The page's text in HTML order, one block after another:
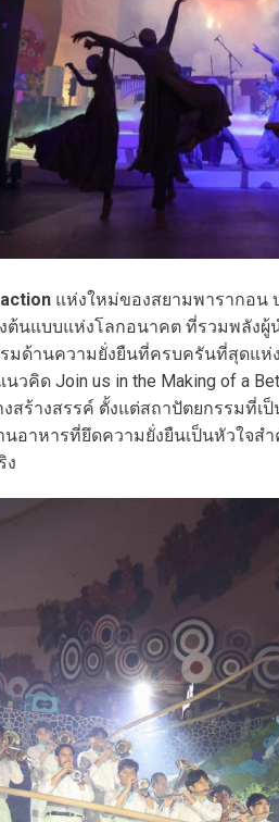
แห่งใหม่ของสยามพารากอน
ต้นแบบแห่งโลกอนาคต ที่รวมพลัง
มด้านความยั่งยืนที่ครบครันที่สุดแ
คิด Join us in the Making of a
สร้างสรรค์ ตั้งแต่สถาปัตยกรรมที่
อาหารที่ยึดความยั่งยืนเป็นหัวใจส
ง